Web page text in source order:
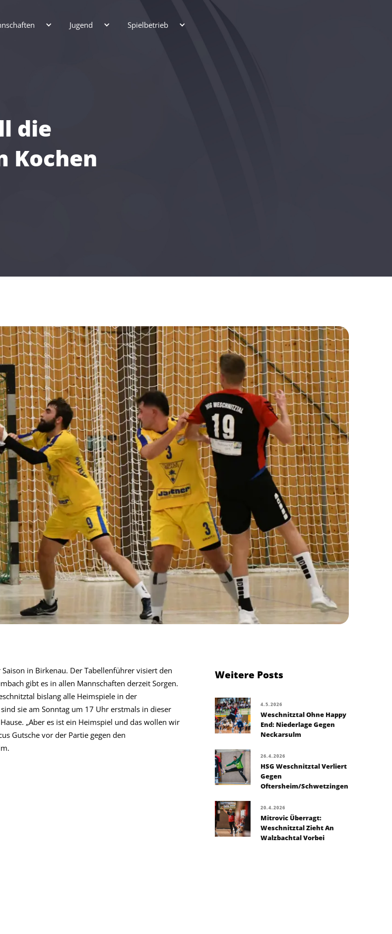
Jugend Spielbetrieb
die
Kochen
in Birkenau. Der Tabellenführer visiert den
gibt es in allen Mannschaften derzeit Sorgen.
bislang alle Heimspiele in der
sie am Sonntag um 17 Uhr erstmals in dieser
„Aber es ist ein Heimspiel und das wollen wir
Gutsche vor der Partie gegen den
Weitere Posts
4.5.2026
Weschnitztal Ohne Happy
End: Niederlage Gegen
Neckarsulm
26.4.2026
HSG Weschnitztal Verliert
Gegen
Oftersheim/Schwetzingen
20.4.2026
Mitrovic Überragt:
Weschnitztal Zieht An
Walzbachtal Vorbei